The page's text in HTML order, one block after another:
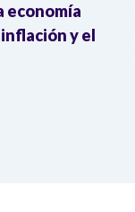
economía
y el